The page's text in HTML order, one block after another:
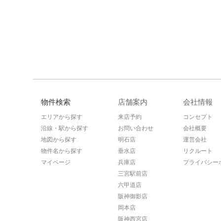
物件検索
エリアから探す
沿線・駅から探す
地図から探す
物件名から探す
マイページ
店舗案内
来店予約
お問い合わせ
明石店
垂水店
兵庫店
三宮駅前店
六甲道店
阪神御影店
岡本店
阪神西宮店
会社情報
コンセプト
会社概要
運営会社
リクルート
プライバシー